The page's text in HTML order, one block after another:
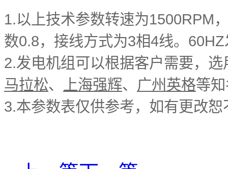
1.以上技术参数转速为1500RPM
数0.8，接线方式为3相4线。
2.发电机组可以根据客户需要，选
马拉松、 上海强辉、 广州英格等
3.本参数表仅供参考，如有更改恕